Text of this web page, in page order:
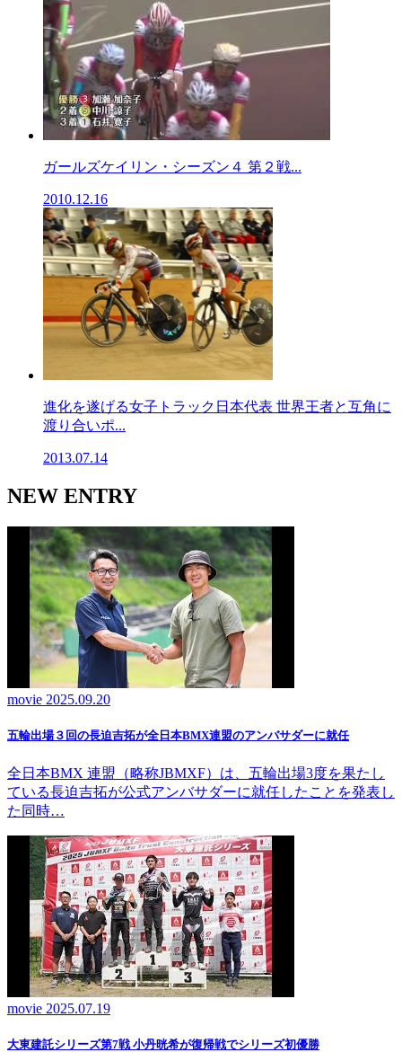
ガールズケイリン・シーズン４ 第２戦...
2010.12.16
進化を遂げる女子トラック日本代表 世界王者と互角に
渡り合いポ...
2013.07.14
NEW ENTRY
movie 2025.09.20
五輪出場３回の長迫吉拓が全日本BMX連盟のアンバサダーに就任
全日本BMX 連盟（略称JBMXF）は、五輪出場3度を果たし
ている長迫吉拓が公式アンバサダーに就任したことを発表し
た同時…
movie 2025.07.19
大東建託シリーズ第7戦 ⼩丹晄希が復帰戦でシリーズ初優勝